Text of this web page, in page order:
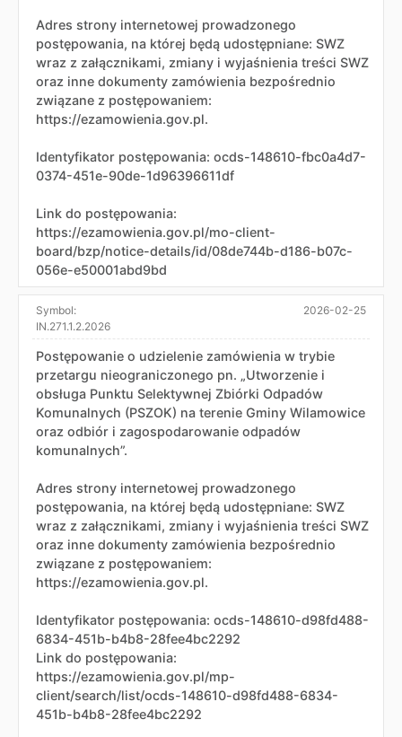
Adres strony internetowej prowadzonego
postępowania, na której będą udostępniane: SWZ
wraz z załącznikami, zmiany i wyjaśnienia treści SWZ
oraz inne dokumenty zamówienia bezpośrednio
związane z postępowaniem:
https://ezamowienia.gov.pl.
Identyfikator postępowania: ocds-148610-fbc0a4d7-
0374-451e-90de-1d96396611df
Link do postępowania:
https://ezamowienia.gov.pl/mo-client-
board/bzp/notice-details/id/08de744b-d186-b07c-
056e-e50001abd9bd
Symbol:
IN.271.1.2.2026
2026-02-25
Postępowanie o udzielenie zamówienia w trybie
przetargu nieograniczonego pn. „Utworzenie i
obsługa Punktu Selektywnej Zbiórki Odpadów
Komunalnych (PSZOK) na terenie Gminy Wilamowice
oraz odbiór i zagospodarowanie odpadów
komunalnych”.
Adres strony internetowej prowadzonego
postępowania, na której będą udostępniane: SWZ
wraz z załącznikami, zmiany i wyjaśnienia treści SWZ
oraz inne dokumenty zamówienia bezpośrednio
związane z postępowaniem:
https://ezamowienia.gov.pl.
Identyfikator postępowania: ocds-148610-d98fd488-
6834-451b-b4b8-28fee4bc2292
Link do postępowania:
https://ezamowienia.gov.pl/mp-
client/search/list/ocds-148610-d98fd488-6834-
451b-b4b8-28fee4bc2292